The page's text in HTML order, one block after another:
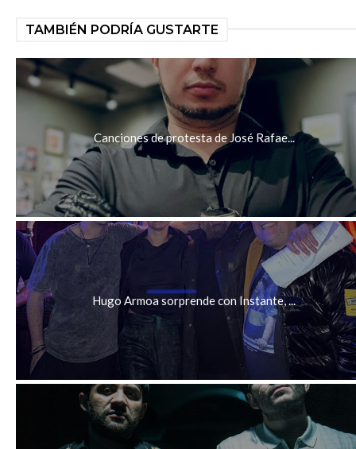
TAMBIÉN PODRÍA GUSTARTE
Canciones de protesta de José Rafae...
Hugo Armoa sorprende con Instante, ...